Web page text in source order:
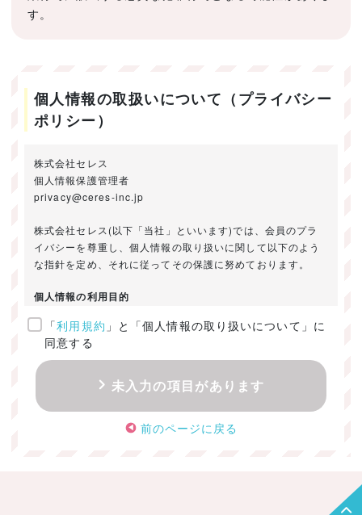
す。
個人情報の取扱いについて（プライバシー
ポリシー）
株式会社セレス
個人情報保護管理者
privacy@ceres-inc.jp
株式会社セレス(以下「当社」といいます)では、会員のプラ
イバシーを尊重し、個人情報の取り扱いに関して以下のよう
な指針を定め、それに従ってその保護に努めております。
個人情報の利用目的
ご提供いただきました個人情報は、以下のためにのみ利用い
たします。
・お問い合わせに対する回答及び資料送付のご連絡
・当社のお客様向けサービスの提供
・本人確認
・サービスの開発・改善のための分析
「利用規約 」と「個人情報の取り扱いについて」に
同意する
未入力の項目があります
前のページに戻る